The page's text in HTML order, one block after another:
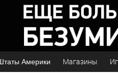
Америки Магазины